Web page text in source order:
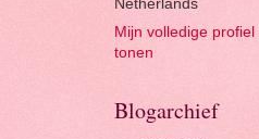
Netherlands
Mijn volledige profiel
tonen
Blogarchief